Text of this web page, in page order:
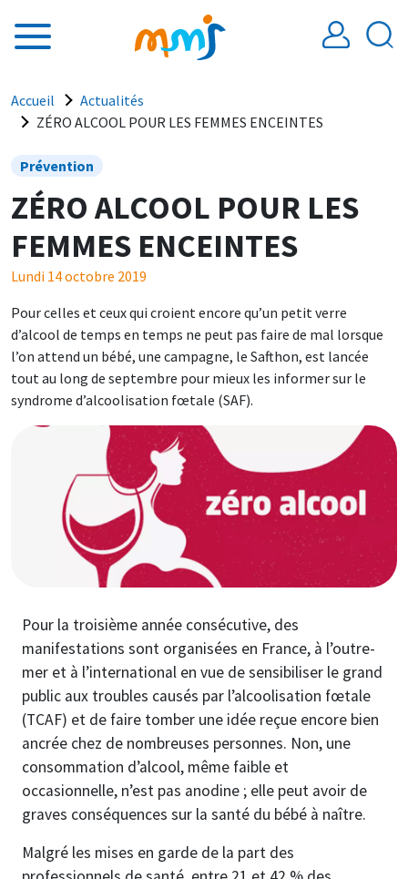
Fil d'Ariane
Accueil
Actualités
ZÉRO ALCOOL POUR LES FEMMES ENCEINTES
Prévention
ZÉRO ALCOOL POUR LES
FEMMES ENCEINTES
Lundi 14 octobre 2019
Pour celles et ceux qui croient encore qu’un petit verre
d’alcool de temps en temps ne peut pas faire de mal lorsque
l’on attend un bébé, une campagne, le Safthon, est lancée
tout au long de septembre pour mieux les informer sur le
syndrome d’alcoolisation fœtale (SAF).
Pour la troisième année consécutive, des
manifestations sont organisées en France, à l’outre-
mer et à l’international en vue de sensibiliser le grand
public aux troubles causés par l’alcoolisation fœtale
(TCAF) et de faire tomber une idée reçue encore bien
ancrée chez de nombreuses personnes. Non, une
consommation d’alcool, même faible et
occasionnelle, n’est pas anodine ; elle peut avoir de
graves conséquences sur la santé du bébé à naître.
Malgré les mises en garde de la part des